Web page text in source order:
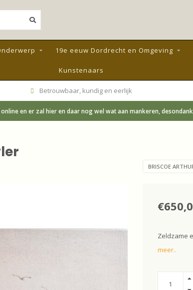
19e eeuw Dordrecht en Omgeving
Kunstenaars
Betrouwbaar, kundig en eerlijk
en er zal hier en daar nog wel wat aan mankeren,
BRISCOE
Zeldzame
meer..